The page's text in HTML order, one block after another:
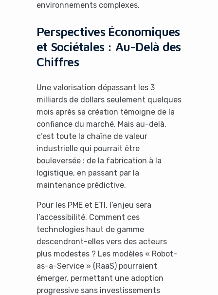
environnements complexes.
Perspectives Économiques
et Sociétales : Au-Delà des
Chiffres
Une valorisation dépassant les 3
milliards de dollars seulement quelques
mois après sa création témoigne de la
confiance du marché. Mais au-delà,
c’est toute la chaîne de valeur
industrielle qui pourrait être
bouleversée : de la fabrication à la
logistique, en passant par la
maintenance prédictive.
Pour les PME et ETI, l’enjeu sera
l’accessibilité. Comment ces
technologies haut de gamme
descendront-elles vers des acteurs
plus modestes ? Les modèles « Robot-
as-a-Service » (RaaS) pourraient
émerger, permettant une adoption
progressive sans investissements
It looks like you're
using an ad-blocker!
Yes, I will turn off Ad-Blocker